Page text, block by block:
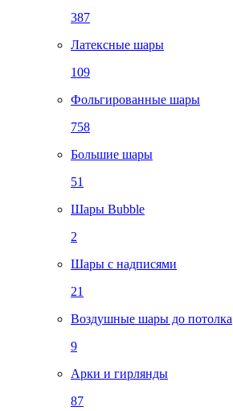
387
Латексные шары
109
Фольгированные шары
758
Большие шары
51
Шары Bubble
2
Шары с надписями
21
Воздушные шары до потолка
9
Арки и гирлянды
87